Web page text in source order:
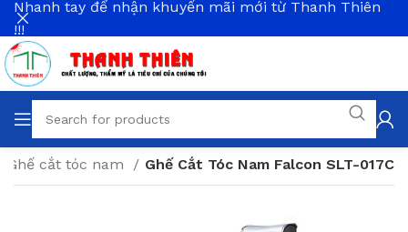
Ghế cắt tóc nam Ghế Cắt Tóc Nam Falcon SLT-017C
Nhanh tay để nhận khuyến mãi mới từ Thanh Thiên
!!!